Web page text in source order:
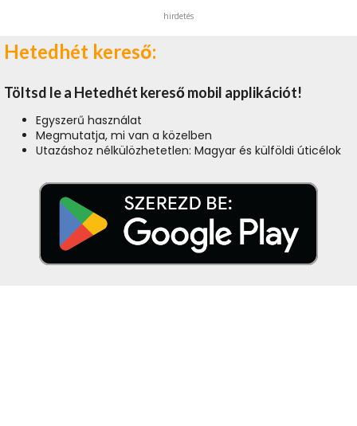
hirdetés
Hetedhét kereső:
Töltsd le a Hetedhét kereső mobil applikációt!
Egyszerű használat
Megmutatja, mi van a közelben
Utazáshoz nélkülözhetetlen: Magyar és külföldi úticélok